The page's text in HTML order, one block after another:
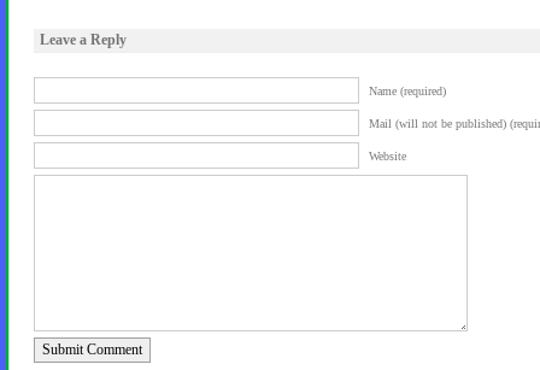
Leave a Reply
Name (required)
Mail (will not be published)
Website
Submit Comment